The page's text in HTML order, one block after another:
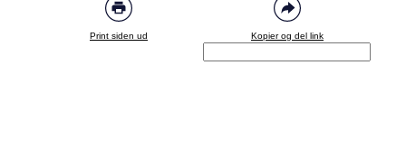
Print siden ud Kopier og del link